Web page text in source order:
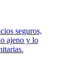
seguros,
ajeno y lo